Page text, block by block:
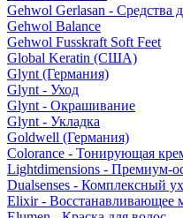
Gehwol Gerlasan - Средства
Gehwol Balance
Gehwol Fusskraft Soft Feet
Global Keratin (США)
Glynt (Германия)
Glynt - Уход
Glynt - Окрашивание
Glynt - Укладка
Goldwell (Германия)
Colorance - Тонирующая
Lightdimensions - Премиум-
Dualsenses - Комплексный
Elixir - Восстанавливающее